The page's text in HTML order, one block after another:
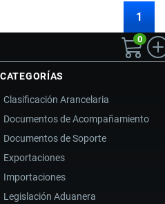
EL
Y
LA
VIOLENCIA
DEL
NARCOTRÁFICO
TRANSNACIONAL
1
0
CATEGORÍAS
Clasificación Arancelaria
Documentos de Acompañamiento
Documentos de Soporte
Exportaciones
Importaciones
Legislación Aduanera